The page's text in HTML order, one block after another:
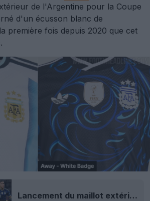
de l'Argentine pour la Coupe
d'un écusson blanc de
première fois depuis 2020 que cet
Lancement du maillot extérieur de l'Argentine pour la Coupe du monde 2026 - Première sur le terrain